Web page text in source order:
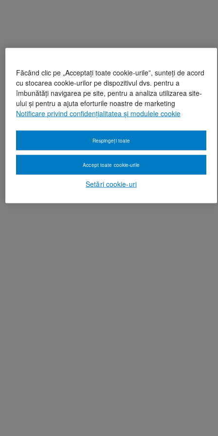
Făcând clic pe „Acceptați toate cookie-urile”, sunteți de acord
cu stocarea cookie-urilor pe dispozitivul dvs. pentru a
îmbunătăți navigarea pe site, pentru a analiza utilizarea site-
ului și pentru a ajuta eforturile noastre de marketing
Notificare privind confidențialitatea și modulele cookie
Setări cookie-uri
Respingeți toate
Accept toate cookie-urile